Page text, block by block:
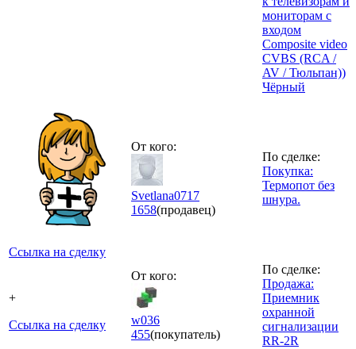
мониторам с
входом
Composite video
CVBS (RCA /
AV / Тюльпан))
Чёрный
Ссылка на сделку
От кого:
Svetlana0717
1658(продавец)
По сделке:
Покупка:
Термопот без
шнура.
+
Ссылка на сделку
От кого:
w036
455(покупатель)
По сделке:
Продажа:
Приемник
охранной
сигнализации
RR-2R